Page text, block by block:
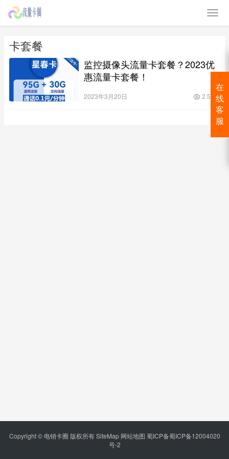
卡套餐
监控摄像头流量卡套餐？2023优
惠流量卡套餐！
2023年3月20日 2.5K
在
线
客
服
Copyright © 电销卡圈 版权所有SiteMap 网站地图 蜀ICP备蜀ICP备12004020
号-2